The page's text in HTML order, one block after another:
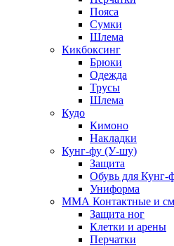
Пояса
Сумки
Шлема
Кикбоксинг
Брюки
Одежда
Трусы
Шлема
Кудо
Кимоно
Накладки
Кунг-фу (У-шу)
Защита
Обувь для
Униформа
ММА Контактные и
Защита ног
Клетки и арены
Перчатки